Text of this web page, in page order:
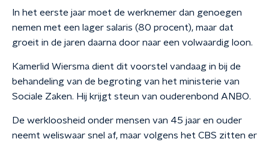
In het eerste jaar moet de werknemer dan genoegen
nemen met een lager salaris (80 procent), maar dat
groeit in de jaren daarna door naar een volwaardig loon.
Kamerlid Wiersma dient dit voorstel vandaag in bij de
behandeling van de begroting van het ministerie van
Sociale Zaken. Hij krijgt steun van ouderenbond ANBO.
De werkloosheid onder mensen van 45 jaar en ouder
neemt weliswaar snel af, maar volgens het CBS zitten er